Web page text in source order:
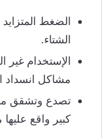
الضغط
الشتاء.
الإستخدام غير
مشاكل انسداد
تصدع وتشقق
كبير واقع